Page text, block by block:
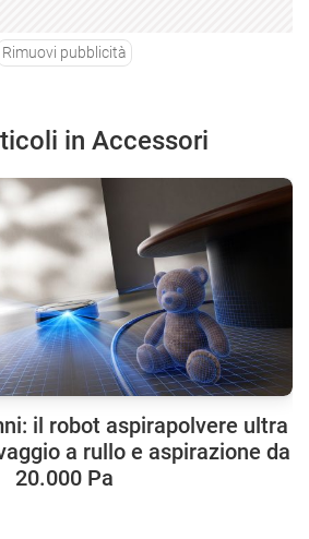
Rimuovi pubblicità
in Accessori
il robot aspirapolvere ultra
a rullo e aspirazione da
20.000 Pa